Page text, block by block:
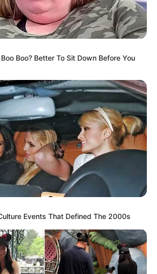
(foto: pinterest)
adalah kodok imut. Jika ingin
lupa diberi warna pada badan
lainnya ya
Boo? Better To Sit Down Before You
Events That Defined The 2000s